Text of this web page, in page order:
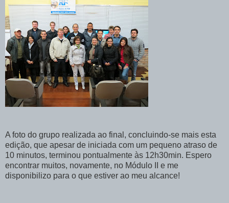
A foto do grupo realizada ao final, concluindo-se mais esta
edição, que apesar de iniciada com um pequeno atraso de
10 minutos, terminou pontualmente às 12h30min. Espero
encontrar muitos, novamente, no Módulo II e me
disponibilizo para o que estiver ao meu alcance!